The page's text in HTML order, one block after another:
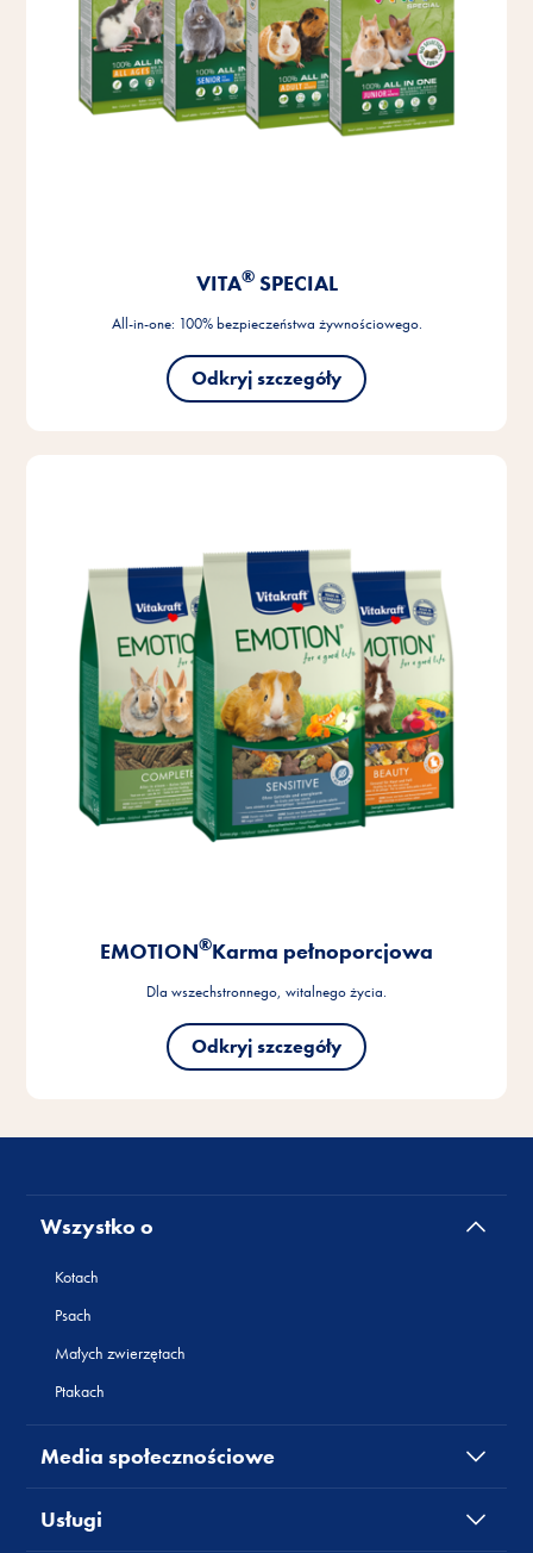
Wszystko o
Kotach
Psach
Małych zwierzętach
Ptakach
Media społecznościowe
Usługi